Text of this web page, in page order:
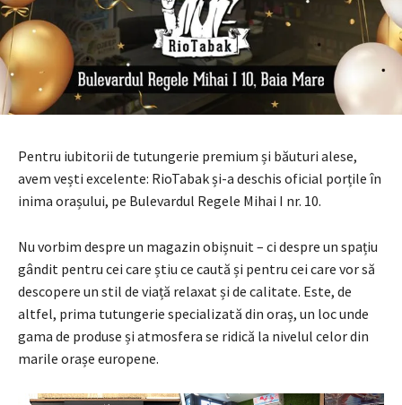
Pentru iubitorii de tutungerie premium și băuturi alese,
avem vești excelente: RioTabak și-a deschis oficial porțile în
inima orașului, pe Bulevardul Regele Mihai I nr. 10.
Nu vorbim despre un magazin obișnuit – ci despre un spațiu
gândit pentru cei care știu ce caută și pentru cei care vor să
descopere un stil de viață relaxat și de calitate. Este, de
altfel, prima tutungerie specializată din oraș, un loc unde
gama de produse și atmosfera se ridică la nivelul celor din
marile orașe europene.